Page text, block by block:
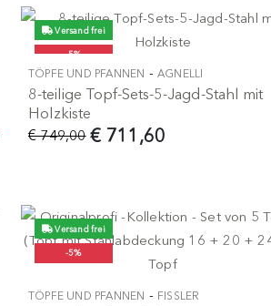
Versand frei
-5%
TÖPFE UND PFANNEN -AGNELLI
8-teilige Topf-Sets-5-Jagd-Stahl mit
Holzkiste
€ 711,60
€ 749,00
Versand frei
-5%
TÖPFE UND PFANNEN - FISSLER